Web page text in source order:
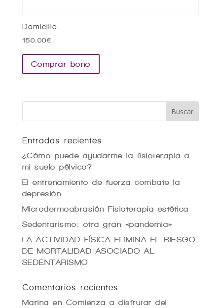
Domicilio
150.00€
Comprar bono
Entradas recientes
¿Cómo puede ayudarme la fisioterapia a
mi suelo pélvico?
El entrenamiento de fuerza combate la
depresión
Microdermoabrasión Fisioterapia estética
Sedentarismo: otra gran «pandemia»
LA ACTIVIDAD FÍSICA ELIMINA EL RIESGO
DE MORTALIDAD ASOCIADO AL
SEDENTARISMO
Comentarios recientes
Marina en Comienza a disfrutar del